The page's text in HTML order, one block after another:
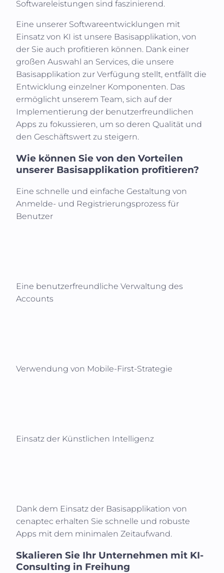
Softwareleistungen sind faszinierend.
Eine unserer Softwareentwicklungen mit
Einsatz von KI ist unsere Basisapplikation, von
der Sie auch profitieren können. Dank einer
großen Auswahl an Services, die unsere
Basisapplikation zur Verfügung stellt, entfällt die
Entwicklung einzelner Komponenten. Das
ermöglicht unserem Team, sich auf der
Implementierung der benutzerfreundlichen
Apps zu fokussieren, um so deren Qualität und
den Geschäftswert zu steigern.
Wie können Sie von den Vorteilen
unserer Basisapplikation profitieren?
Eine schnelle und einfache Gestaltung von
Anmelde- und Registrierungsprozess für
Benutzer
Eine benutzerfreundliche Verwaltung des
Accounts
Verwendung von Mobile-First-Strategie
Einsatz der Künstlichen Intelligenz
Dank dem Einsatz der Basisapplikation von
cenaptec erhalten Sie schnelle und robuste
Apps mit dem minimalen Zeitaufwand.
Skalieren Sie Ihr Unternehmen mit KI-
Consulting in Freihung